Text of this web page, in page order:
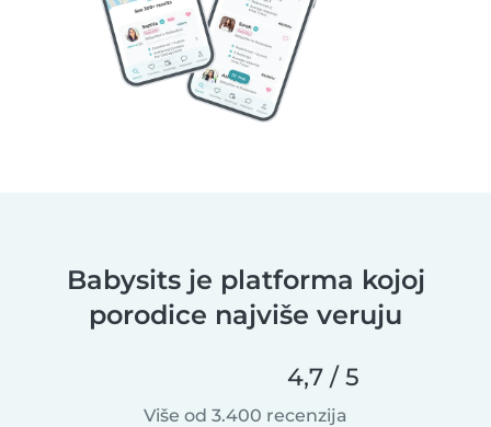
Babysits je platforma kojoj
porodice najviše veruju
4,7 / 5
Više od 3.400 recenzija